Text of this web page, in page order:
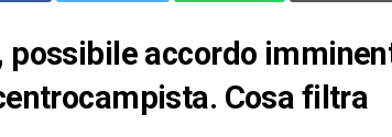
possibile accordo
Cosa filtra